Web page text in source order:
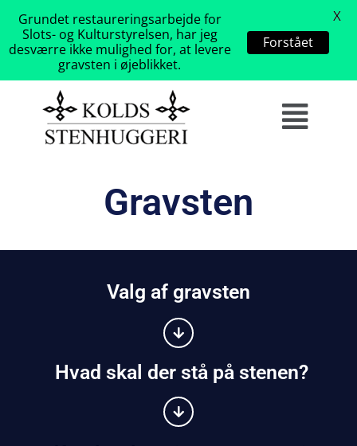
Gravsten
Valg af gravsten
Hvad skal der stå på stenen?
Grundet restaureringsarbejde for
Slots- og Kulturstyrelsen, har jeg
desværre ikke mulighed for, at levere
gravsten i øjeblikket.
Forstået
X